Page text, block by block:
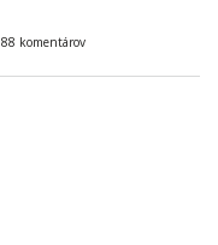
88 komentárov